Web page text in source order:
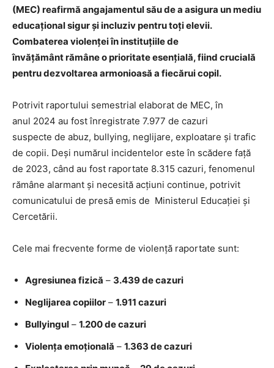
(MEC) reafirmă angajamentul său de a asigura un mediu
educațional sigur și incluziv pentru toți elevii.
Combaterea violenței în instituțiile de
învățământ rămâne o prioritate esențială, fiind crucială
pentru dezvoltarea armonioasă a fiecărui copil.
Potrivit raportului semestrial elaborat de MEC, în
anul 2024 au fost înregistrate 7.977 de cazuri
suspecte de abuz, bullying, neglijare, exploatare și trafic
de copii. Deși numărul incidentelor este în scădere față
de 2023, când au fost raportate 8.315 cazuri, fenomenul
rămâne alarmant și necesită acțiuni continue, potrivit
comunicatului de presă emis de Ministerul Educației și
Cercetării.
Cele mai frecvente forme de violență raportate sunt:
Agresiunea fizică – 3.439 de cazuri
Neglijarea copiilor – 1.911 cazuri
Bullyingul – 1.200 de cazuri
Violența emoțională – 1.363 de cazuri